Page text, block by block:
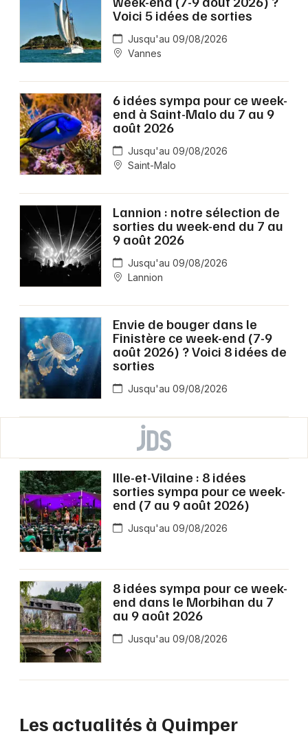
Voici 5 idées de sorties
Jusqu'au 09/08/2026
Vannes
6 idées sympa pour ce week-
end à Saint-Malo du 7 au 9
août 2026
Jusqu'au 09/08/2026
Saint-Malo
Lannion : notre sélection de
sorties du week-end du 7 au
9 août 2026
Jusqu'au 09/08/2026
Lannion
Envie de bouger dans le
Finistère ce week-end (7-9
août 2026) ? Voici 8 idées de
sorties
Jusqu'au 09/08/2026
Ille-et-Vilaine : 8 idées
sorties sympa pour ce week-
end (7 au 9 août 2026)
Jusqu'au 09/08/2026
8 idées sympa pour ce week-
end dans le Morbihan du 7
au 9 août 2026
Jusqu'au 09/08/2026
Les actualités à Quimper